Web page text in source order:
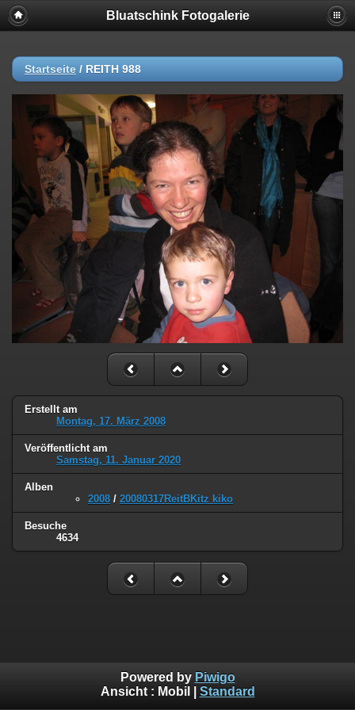
Bluatschink Fotogalerie
Startseite / REITH 988
Erstellt am
Montag, 17. März 2008
Veröffentlicht am
Samstag, 11. Januar 2020
Alben
2008 / 20080317ReitBKitz kiko
Besuche
4634
Powered by Piwigo
Ansicht : Mobil Standard